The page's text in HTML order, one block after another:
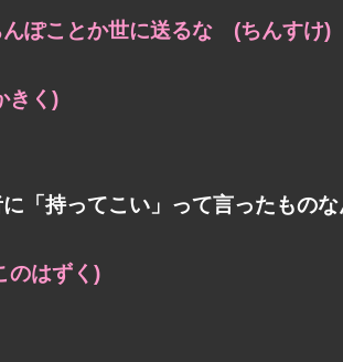
んぽことか世に送るな (ちんすけ)
きく)
「持ってこい」って言ったもの
はずく)